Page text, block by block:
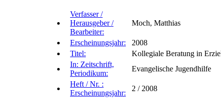
Verfasser /
Herausgeber /
Bearbeiter:
Moch, Matthias
Erscheinungsjahr:
2008
Titel:
Kollegiale Beratung in
In: Zeitschrift,
Periodikum:
Evangelische Jugendhilfe
Heft / Nr. :
Erscheinungsjahr:
2 / 2008